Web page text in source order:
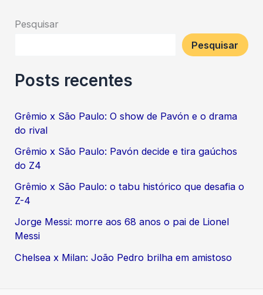
Pesquisar
Pesquisar
Posts recentes
Grêmio x São Paulo: O show de Pavón e o drama
do rival
Grêmio x São Paulo: Pavón decide e tira gaúchos
do Z4
Grêmio x São Paulo: o tabu histórico que desafia o
Z-4
Jorge Messi: morre aos 68 anos o pai de Lionel
Messi
Chelsea x Milan: João Pedro brilha em amistoso